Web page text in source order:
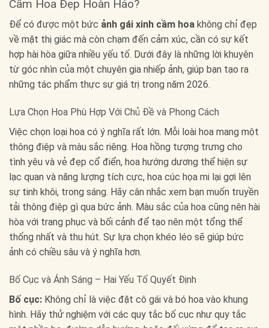
Cầm Hoa Đẹp Hoàn Hảo?
Để có được một bức ảnh gái xinh cầm hoa không chỉ đẹp
về mặt thị giác mà còn chạm đến cảm xúc, cần có sự kết
hợp hài hòa giữa nhiều yếu tố. Dưới đây là những lời khuyên
từ góc nhìn của một chuyên gia nhiếp ảnh, giúp bạn tạo ra
những tác phẩm thực sự giá trị trong năm 2026.
Lựa Chọn Hoa Phù Hợp Với Chủ Đề và Phong Cách
Việc chọn loại hoa có ý nghĩa rất lớn. Mỗi loài hoa mang một
thông điệp và màu sắc riêng. Hoa hồng tượng trưng cho
tình yêu và vẻ đẹp cổ điển, hoa hướng dương thể hiện sự
lạc quan và năng lượng tích cực, hoa cúc họa mi lại gợi lên
sự tinh khôi, trong sáng. Hãy cân nhắc xem bạn muốn truyền
tải thông điệp gì qua bức ảnh. Màu sắc của hoa cũng nên hài
hòa với trang phục và bối cảnh để tạo nên một tổng thể
thống nhất và thu hút. Sự lựa chọn khéo léo sẽ giúp bức
ảnh có chiều sâu và ý nghĩa hơn.
Bố Cục và Ánh Sáng – Hai Yếu Tố Quyết Định
Bố cục: Không chỉ là việc đặt cô gái và bó hoa vào khung
hình. Hãy thử nghiệm với các quy tắc bố cục như quy tắc